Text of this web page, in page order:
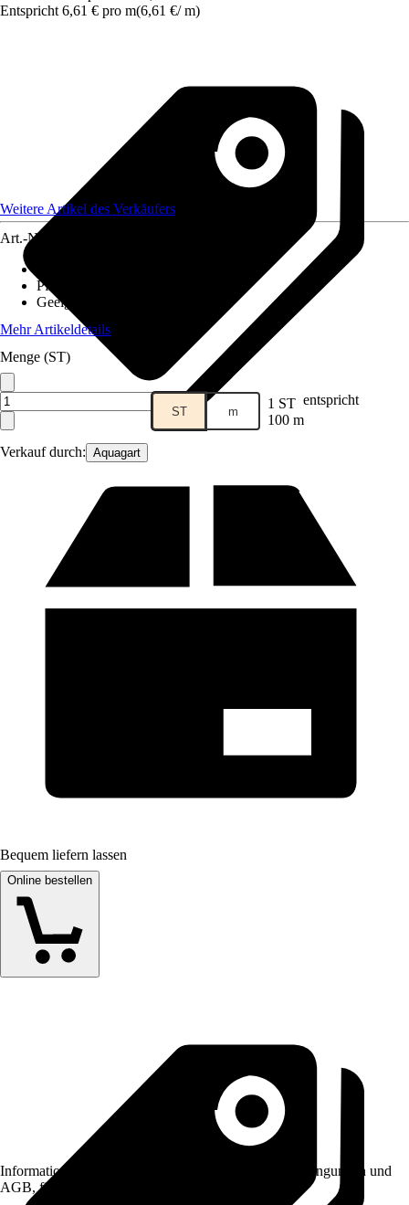
Entspricht 6,61 € pro m(6,61 €/ m)
Verkauf durch: Aquagart
Weitere Artikel des Verkäufers
Art.-Nr.
Pfostenstärke
Geeignet für
Mehr Artikeldetails
Menge (ST)
ST m 1 ST entspricht
100 m
Bequem liefern lassen
Online bestellen
Informationen des Verkäufers, wie z. B. Rückgabebedingungen und
AGB, finden Sie bei Klick auf den Verkäufernamen.